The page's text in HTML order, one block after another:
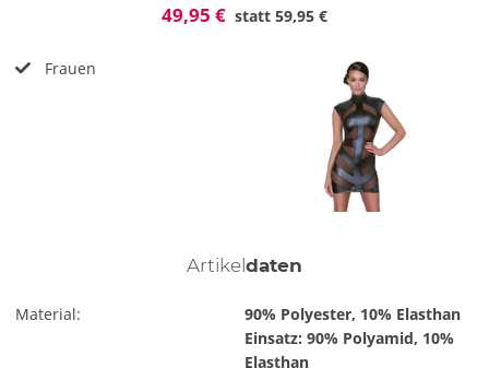
49,95 € statt 59,95 €
Frauen
Artikeldaten
Material:
90% Polyester, 10% Elasthan
Einsatz: 90% Polyamid, 10%
Elasthan